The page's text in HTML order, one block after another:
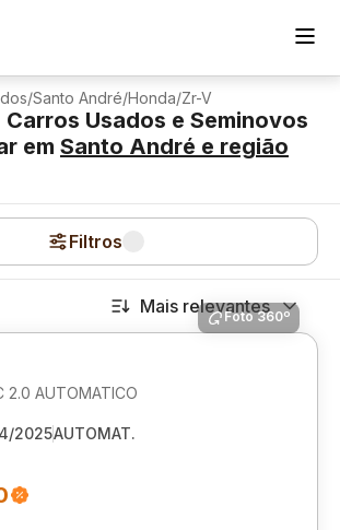
/Santo André/Honda/Zr-V
Carros Usados e Seminovos
em Santo André e região
Filtros
Mais relevantes
Foto 360º
2.0 AUTOMATICO
2025AUTOMAT.